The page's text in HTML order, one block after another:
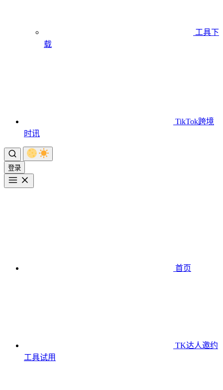
工具下
载
TikTok跨境
时讯
登录
首页
TK达人邀约
工具试用